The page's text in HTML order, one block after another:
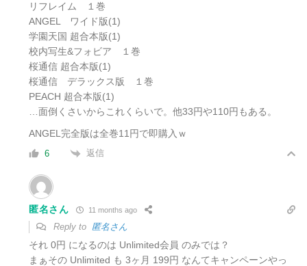
リフレイム １巻
ANGEL ワイド版(1)
学園天国 超合本版(1)
校内写生&フォビア １巻
桜通信 超合本版(1)
桜通信 デラックス版 １巻
PEACH 超合本版(1)
…面倒くさいからこれくらいで。他33円や110円もある。
ANGEL完全版は全巻11円で即購入ｗ
6 返信
匿名さん 11 months ago
Reply to 匿名さん
それ 0円 になるのは Unlimited会員 のみでは？
まぁその Unlimited も 3ヶ月 199円 なんてキャンペーンやっ